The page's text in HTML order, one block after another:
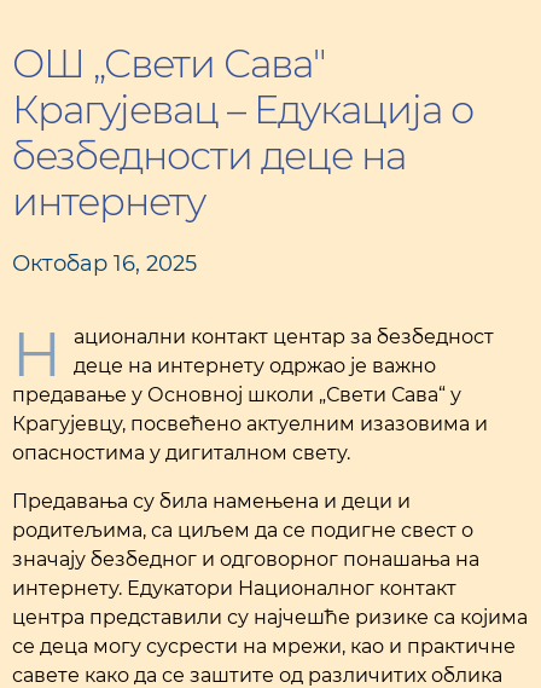
ОШ „Свети Сава"
Крагујевац – Едукација о
безбедности деце на
интернету
Октобар 16, 2025
Н
ационални контакт центар за безбедност
деце на интернету одржао је важно
предавање у Основној школи „Свети Сава“ у
Крагујевцу, посвећено актуелним изазовима и
опасностима у дигиталном свету.
Предавања су била намењена и деци и
родитељима, са циљем да се подигне свест о
значају безбедног и одговорног понашања на
интернету. Едукатори Националног контакт
центра представили су најчешће ризике са којима
се деца могу сусрести на мрежи, као и практичне
савете како да се заштите од различитих облика